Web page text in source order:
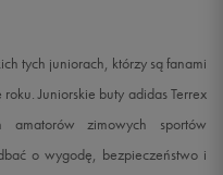
Powiadom o dostępności
tych juniorach, którzy są fanami
Juniorskie buty adidas Terrex
zimowych sportów
o wygodę, bezpieczeństwo i